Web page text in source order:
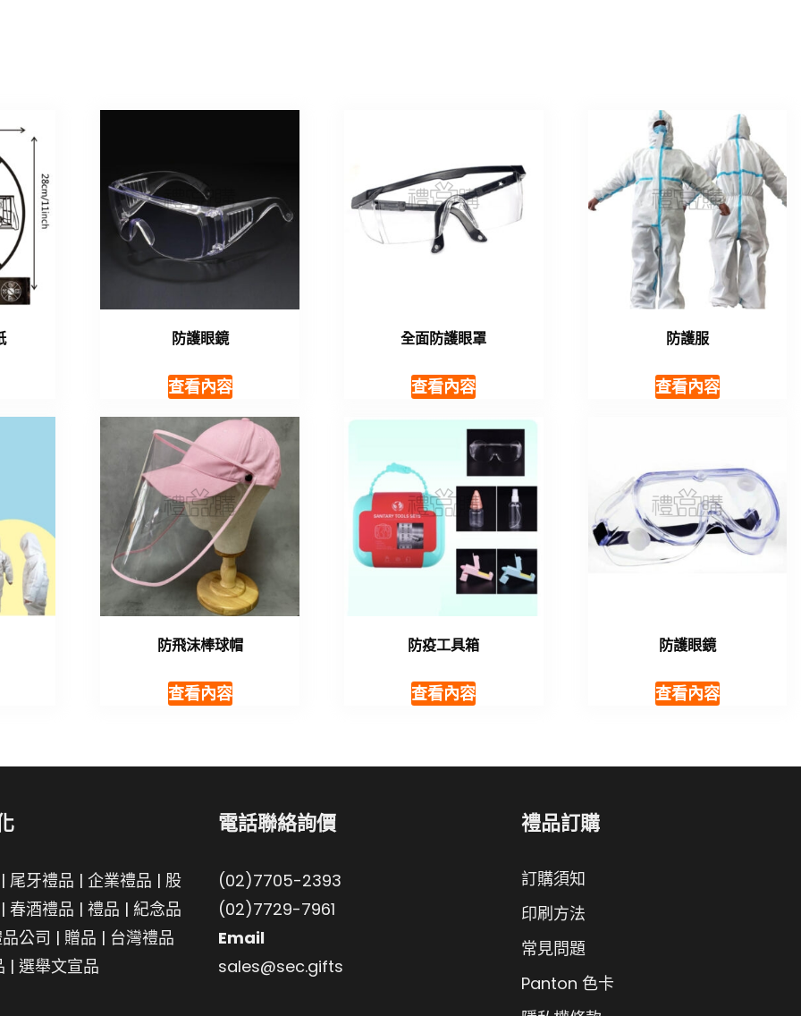
防護眼鏡
查看內容
全面防護眼罩
查看內容
防護服
查看內容
防飛沫棒球帽
查看內容
防疫工具箱
查看內容
防護眼鏡
查看內容
尾牙禮品 | 企業禮品 | 股
春酒禮品 | 禮品 | 紀念品
公司 | 贈品 | 台灣禮品
| 選舉文宣品
電話聯絡詢價
(02)7705-2393
(02)7729-7961
Email
sales@sec.gifts
禮品訂購
訂購須知
印刷方法
常見問題
Panton 色卡